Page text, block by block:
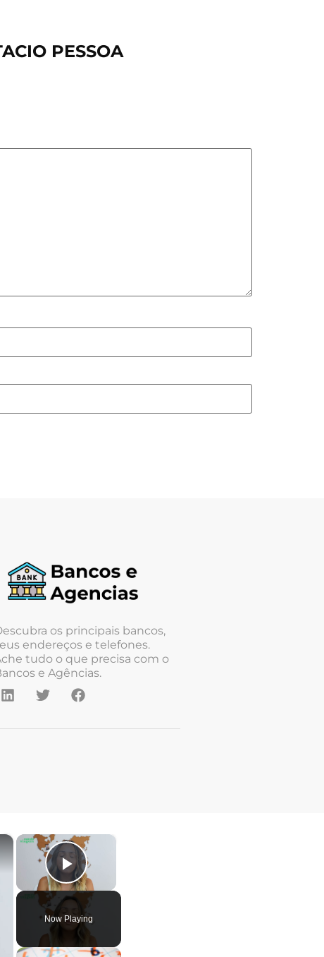
PESSOA
os principais bancos,
endereços e telefones.
tudo o que precisa com o
e Agências.
×
Play Video
Now Playing
×